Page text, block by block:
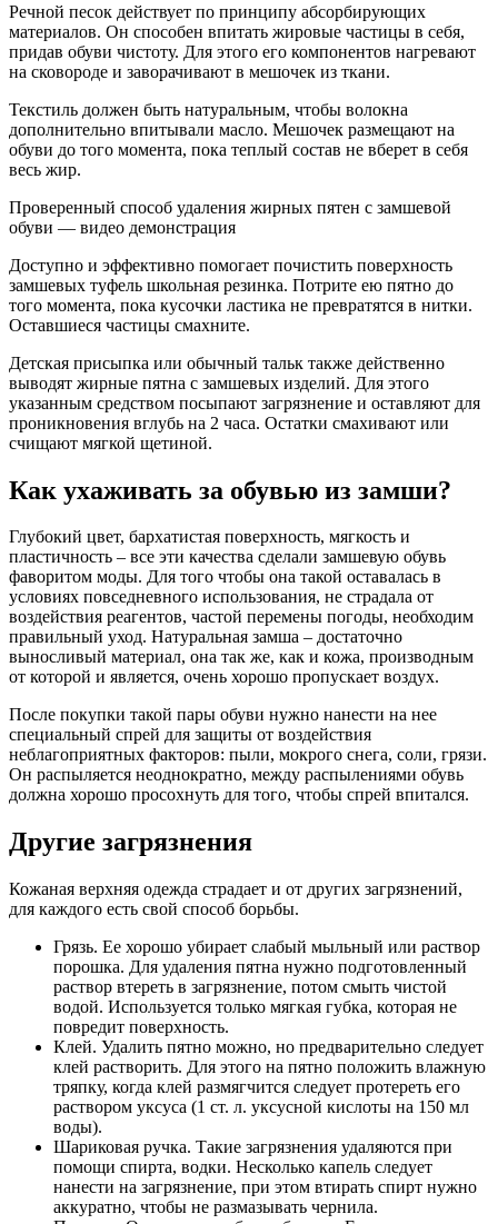
Речной песок действует по принципу абсорбирующих
материалов. Он способен впитать жировые частицы в себя,
придав обуви чистоту. Для этого его компонентов нагревают
на сковороде и заворачивают в мешочек из ткани.
Текстиль должен быть натуральным, чтобы волокна
дополнительно впитывали масло. Мешочек размещают на
обуви до того момента, пока теплый состав не вберет в себя
весь жир.
Проверенный способ удаления жирных пятен с замшевой
обуви — видео демонстрация
Доступно и эффективно помогает почистить поверхность
замшевых туфель школьная резинка. Потрите ею пятно до
того момента, пока кусочки ластика не превратятся в нитки.
Оставшиеся частицы смахните.
Детская присыпка или обычный тальк также действенно
выводят жирные пятна с замшевых изделий. Для этого
указанным средством посыпают загрязнение и оставляют для
проникновения вглубь на 2 часа. Остатки смахивают или
счищают мягкой щетиной.
Как ухаживать за обувью из замши?
Глубокий цвет, бархатистая поверхность, мягкость и
пластичность – все эти качества сделали замшевую обувь
фаворитом моды. Для того чтобы она такой оставалась в
условиях повседневного использования, не страдала от
воздействия реагентов, частой перемены погоды, необходим
правильный уход. Натуральная замша – достаточно
выносливый материал, она так же, как и кожа, производным
от которой и является, очень хорошо пропускает воздух.
После покупки такой пары обуви нужно нанести на нее
специальный спрей для защиты от воздействия
неблагоприятных факторов: пыли, мокрого снега, соли, грязи.
Он распыляется неоднократно, между распылениями обувь
должна хорошо просохнуть для того, чтобы спрей впитался.
Другие загрязнения
Кожаная верхняя одежда страдает и от других загрязнений,
для каждого есть свой способ борьбы.
Грязь. Ее хорошо убирает слабый мыльный или раствор
порошка. Для удаления пятна нужно подготовленный
раствор втереть в загрязнение, потом смыть чистой
водой. Используется только мягкая губка, которая не
повредит поверхность.
Клей. Удалить пятно можно, но предварительно следует
клей растворить. Для этого на пятно положить влажную
тряпку, когда клей размягчится следует протереть его
раствором уксуса (1 ст. л. уксусной кислоты на 150 мл
воды).
Шариковая ручка. Такие загрязнения удаляются при
помощи спирта, водки. Несколько капель следует
нанести на загрязнение, при этом втирать спирт нужно
аккуратно, чтобы не размазывать чернила.